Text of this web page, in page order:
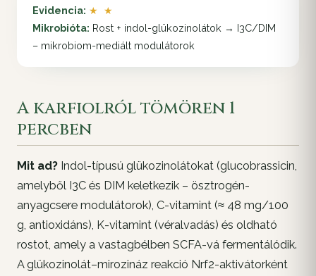
Evidencia: ★ ★
Mikrobióta: Rost + indol-glükozinolátok → I3C/DIM
– mikrobiom-mediált modulátorok
A karfiolról tömören 1
percben
Mit ad? Indol-típusú glükozinolátokat (glucobrassicin,
amelyből I3C és DIM keletkezik – ösztrogén-
anyagcsere modulátorok), C-vitamint (≈ 48 mg/100
g, antioxidáns), K-vitamint (véralvadás) és oldható
rostot, amely a vastagbélben SCFA-vá fermentálódik.
A glükozinolát–mirozináz reakció Nrf2-aktivátorként